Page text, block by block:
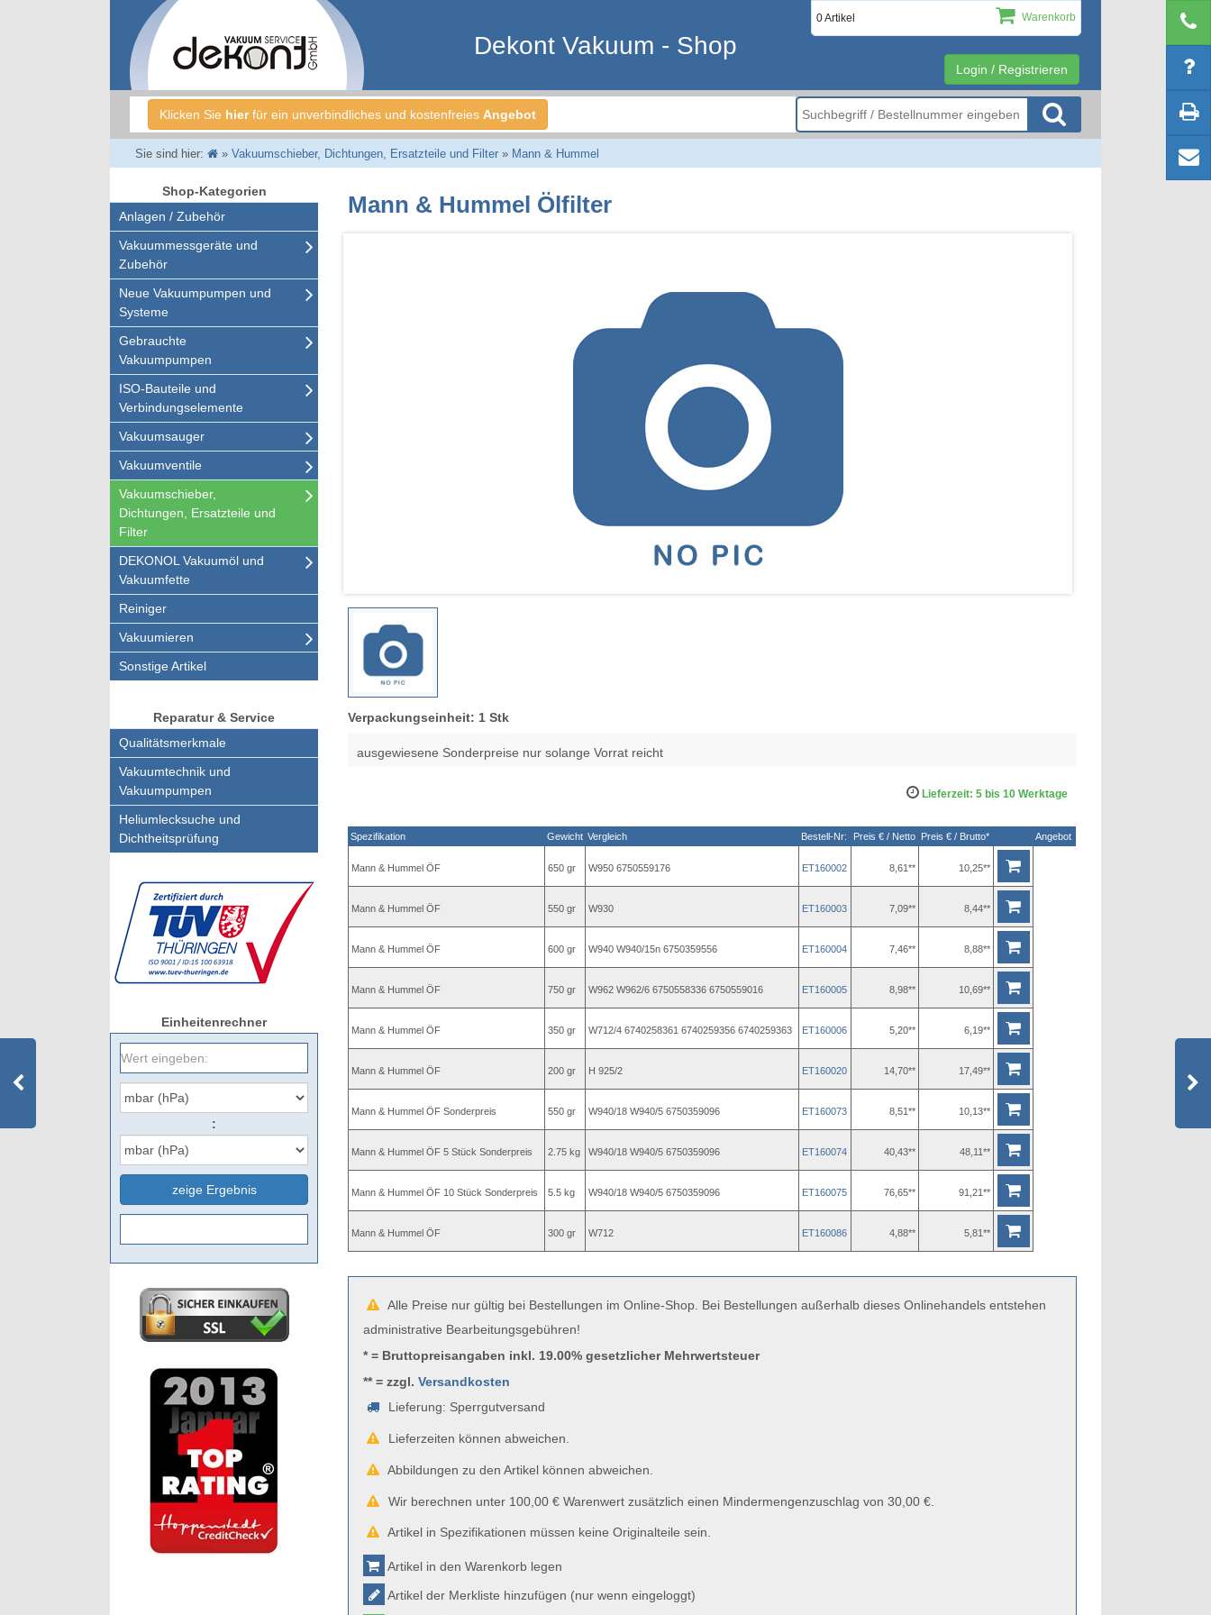
Login / Registrieren
0 Artikel Warenkorb
Dekont Vakuum - Shop
Klicken Sie hierfür ein unverbindliches und kostenfreies Angebot
Sie sind hier: » Vakuumschieber, Dichtungen, Ersatzteile und Filter» Mann & Hummel
Shop-Kategorien
Anlagen / Zubehör
Vakuummessgeräte und
Zubehör
Neue Vakuumpumpen und
Systeme
Gebrauchte
Vakuumpumpen
ISO-Bauteile und
Verbindungselemente
Vakuumsauger
Vakuumventile
Vakuumschieber,
Dichtungen, Ersatzteile und
Filter
DEKONOL Vakuumöl und
Vakuumfette
Reiniger
Vakuumieren
Sonstige Artikel
Reparatur & Service
Qualitätsmerkmale
Vakuumtechnik und
Vakuumpumpen
Heliumlecksuche und
Dichtheitsprüfung
Einheitenrechner
:
zeige Ergebnis
Mann & Hummel Ölfilter
Verpackungseinheit: 1 Stk
ausgewiesene Sonderpreise nur solange Vorrat reicht
Lieferzeit: 5 bis 10 Werktage
Spezifikation Gewicht Vergleich Bestell-Nr: Preis € / Netto Preis € / Brutto* Angebot
Mann & Hummel ÖF 650 gr W950 6750559176 ET160002 8,61** 10,25**
Mann & Hummel ÖF 550 gr W930 ET160003 7,09** 8,44**
Mann & Hummel ÖF 600 gr W940 W940/15n 6750359556 ET160004 7,46** 8,88**
Mann & Hummel ÖF 750 gr W962 W962/6 6750558336 6750559016 ET160005 8,98** 10,69**
Mann & Hummel ÖF 350 gr W712/4 6740258361 6740259356 6740259363 ET160006 5,20** 6,19**
Mann & Hummel ÖF 200 gr H 925/2 ET160020 14,70** 17,49**
Mann & Hummel ÖF Sonderpreis 550 gr W940/18 W940/5 6750359096 ET160073 8,51** 10,13**
Mann & Hummel ÖF 5 Stück Sonderpreis 2.75 kg W940/18 W940/5 6750359096 ET160074 40,43** 48,11**
Mann & Hummel ÖF 10 Stück Sonderpreis 5.5 kg W940/18 W940/5 6750359096 ET160075 76,65** 91,21**
Mann & Hummel ÖF 300 gr W712 ET160086 4,88** 5,81**
Alle Preise nur gültig bei Bestellungen im Online-Shop. Bei Bestellungen außerhalb dieses Onlinehandels entstehen
administrative Bearbeitungsgebühren!
* = Bruttopreisangaben inkl. 19.00% gesetzlicher Mehrwertsteuer
** = zzgl.Versandkosten
Lieferung: Sperrgutversand
Lieferzeiten können abweichen.
Abbildungen zu den Artikel können abweichen.
Wir berechnen unter 100,00 € Warenwert zusätzlich einen Mindermengenzuschlag von 30,00 €.
Artikel in Spezifikationen müssen keine Originalteile sein.
Artikel in den Warenkorb legen
Artikel der Merkliste hinzufügen (nur wenn eingeloggt)